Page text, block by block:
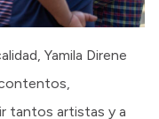
Yamila Direne
tantos artistas y a